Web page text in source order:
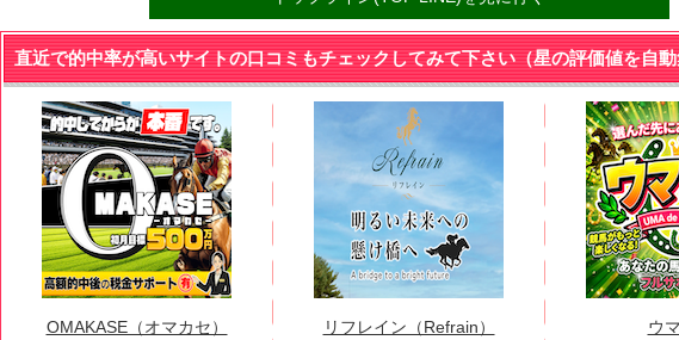
直近で的中率が高いサイトの口コミもチェックしてみて下さい（星の評価値を自
OMAKASE（オマカセ） リフレイン（Refrain） ウ